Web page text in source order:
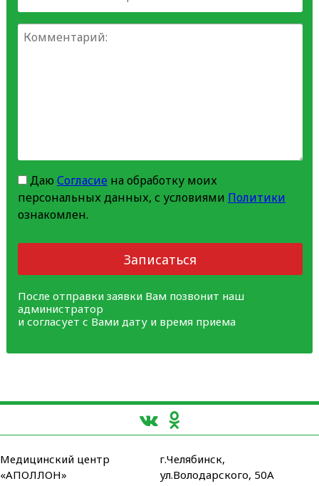
Даю Согласиена обработку моих
персональных данных, с условиями Политики
ознакомлен.
Записаться
После отправки заявки Вам позвонит наш
администратор
и согласует с Вами дату и время приема
Медицинский центр
«АПОЛЛОН»
г.Челябинск,
ул.Володарского, 50А